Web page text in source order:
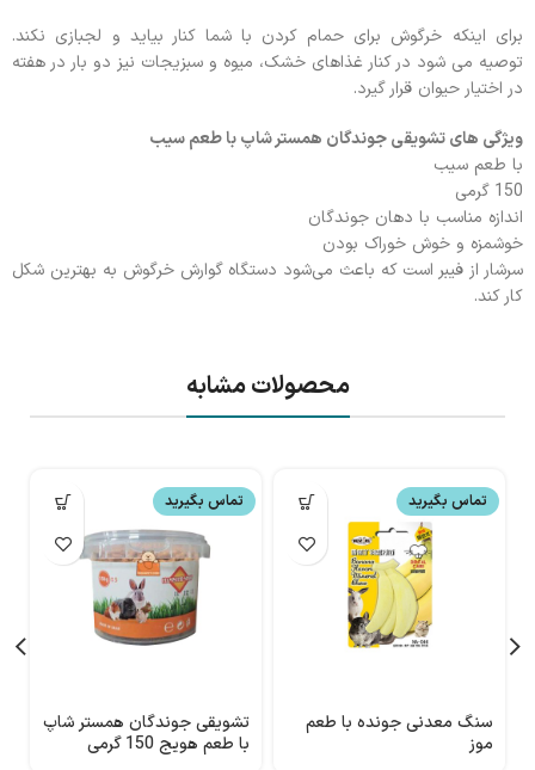
برای اینکه خرگوش برای حمام کردن با شما کنار بیاید و لجبازی نکند.
توصیه می شود در کنار غذاهای خشک، میوه و سبزیجات نیز دو بار در هفته
در اختیار حیوان قرار گیرد.
ویژگی های تشویقی جوندگان همستر شاپ با طعم سیب
با طعم سیب
150 گرمی
اندازه مناسب با دهان جوندگان
خوشمزه و خوش خوراک بودن
سرشار از فیبر است که باعث می‌شود دستگاه گوارش خرگوش به بهترین شکل
کار کند.
محصولات مشابه
تماس بگیرید
سنگ معدنی جونده با طعم
موز
تماس بگیرید
تشویقی جوندگان همستر شاپ
با طعم هویج 150 گرمی